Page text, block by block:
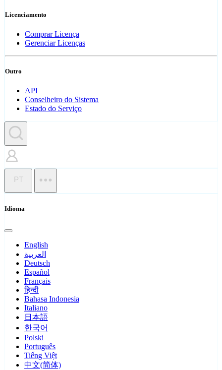
Licenciamento
Comprar Licença
Gerenciar Licenças
Outro
API
Conselheiro do Sistema
Estado do Serviço
PT
Idioma
English
العربية
Deutsch
Español
Français
हिन्दी
Bahasa Indonesia
Italiano
日本語
한국어
Polski
Português
Tiếng Việt
中文(简体)